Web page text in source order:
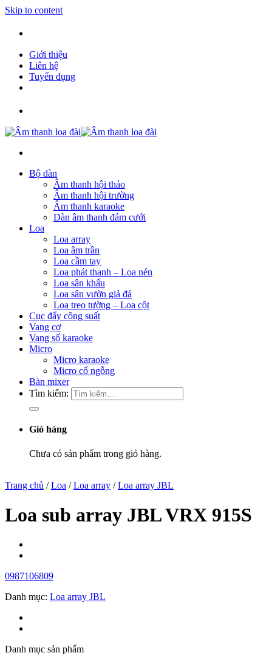
Skip to content
Giới thiệu
Liên hệ
Tuyển dụng
Bộ dàn
Âm thanh hội thảo
Âm thanh hội trường
Âm thanh karaoke
Dàn âm thanh đám cưới
Loa
Loa array
Loa âm trần
Loa cầm tay
Loa phát thanh – Loa nén
Loa sân khấu
Loa sân vườn giả đá
Loa treo tường – Loa cột
Cục đẩy công suất
Vang cơ
Vang số karaoke
Micro
Micro karaoke
Micro cổ ngỗng
Bàn mixer
Tìm kiếm:
Giỏ hàng
Chưa có sản phẩm trong giỏ hàng.
Trang chủ / Loa / Loa array / Loa array JBL
Loa sub array JBL VRX 915S
0987106809
Danh mục: Loa array JBL
Danh mục sản phẩm